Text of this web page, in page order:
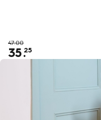
47.00
35.25